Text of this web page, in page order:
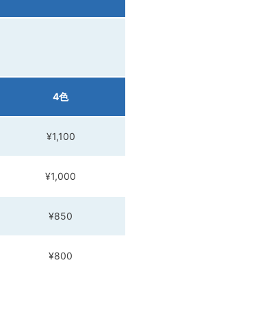
4色
¥1,100
¥1,000
¥850
¥800